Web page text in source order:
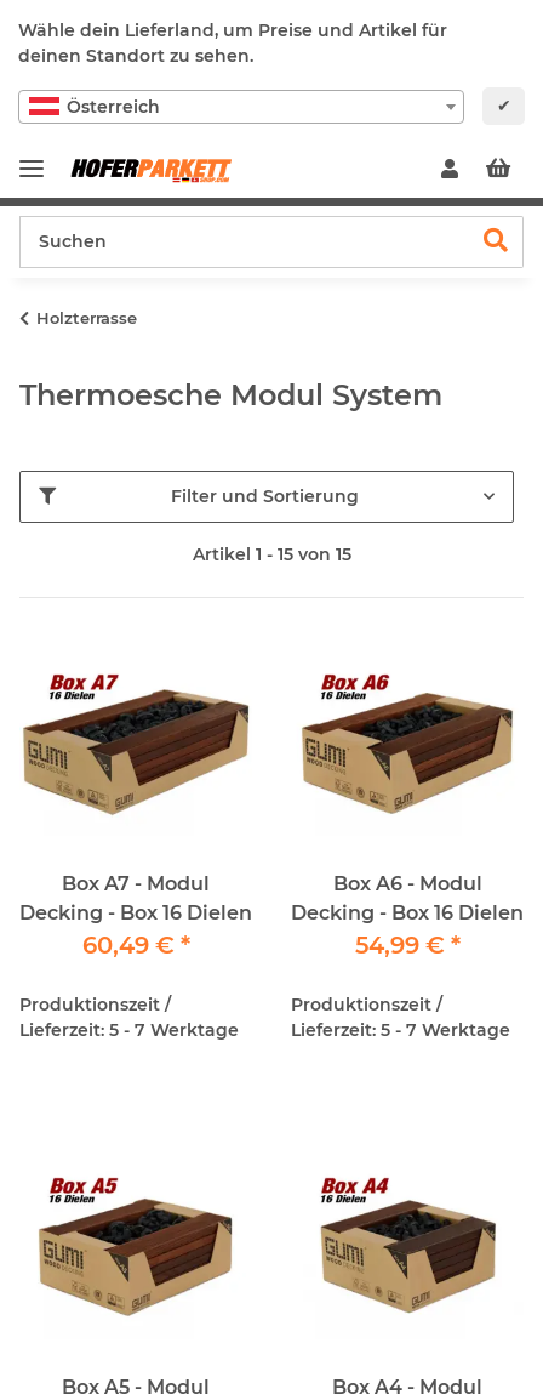
Wähle dein Lieferland, um Preise und Artikel für
deinen Standort zu sehen.
Österreich ✔
Holzterrasse
Thermoesche Modul System
Filter und Sortierung
Artikel 1 - 15 von 15
Box A7 - Modul
Decking - Box 16 Dielen
60,49 € *
Produktionszeit /
Lieferzeit: 5 - 7 Werktage
Box A6 - Modul
Decking - Box 16 Dielen
54,99 € *
Produktionszeit /
Lieferzeit: 5 - 7 Werktage
Box A5 - Modul
Box A4 - Modul